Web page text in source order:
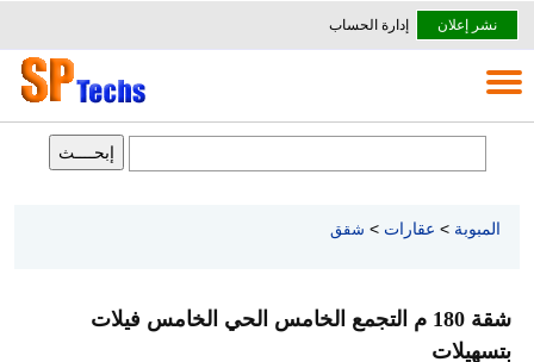
نشر إعلان إدارة الحساب
المبوبة > عقارات > شقق
شقة 180 م التجمع الخامس الحي الخامس فيلات
بتسهيلات